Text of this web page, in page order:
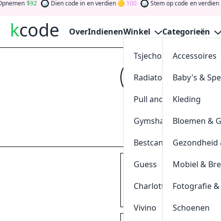
92 Dien code in en verdien 100 Stem op code en verdien
kcode OverIndienenWinkel
Tsjechoreizen
Radiatorendiscounter
Pull and Bear
Gymshark
Bestcanvas
Guess
Charlotte Tilbury
Vivino
Categorieën
Accessoires
Baby's &
Kleding
Bloemen &
Gezondheid
Mobiel &
Fotografie
Schoenen
Kijk opkcode
gewinnen Sie
Indienen
SikSilk: Krijg20%